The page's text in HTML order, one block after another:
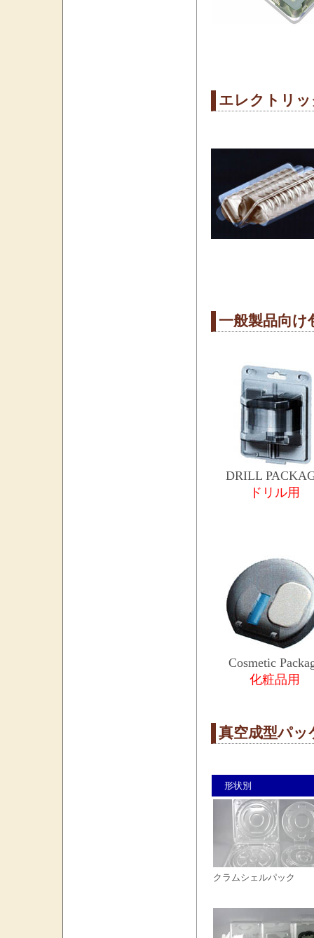
エレクトリ
一般製品向け
DRILL
ドリル用
Cosmetic
化粧品用
真空成型パッ
形状別
クラムシェルパック